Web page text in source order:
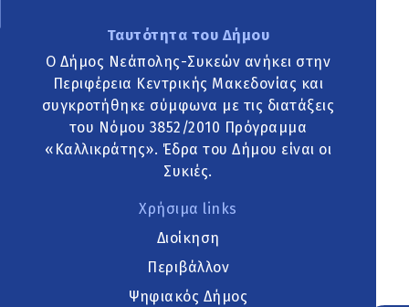
Ταυτότητα του Δήμου
Ο Δήμος Νεάπολης-Συκεών ανήκει στην
Περιφέρεια Κεντρικής Μακεδονίας και
συγκροτήθηκε σύμφωνα με τις διατάξεις
του Νόμου 3852/2010 Πρόγραμμα
«Καλλικράτης». Έδρα του Δήμου είναι οι
Συκιές.
Χρήσιμα links
Διοίκηση
Περιβάλλον
Ψηφιακός Δήμος